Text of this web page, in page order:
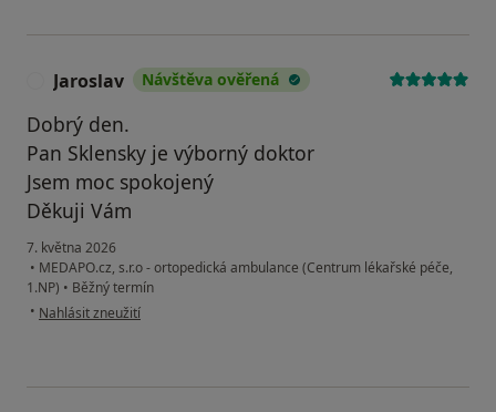
Jaroslav Návštěva ověřená
Dobrý den.
Pan Sklensky je výborný doktor
Jsem moc spokojený
Děkuji Vám
7. května 2026
• MEDAPO.cz, s.r.o - ortopedická ambulance (Centrum lékařské péče,
1.NP) • Běžný termín
• podle názoru uživatele Jaroslav
Nahlásit zneužití